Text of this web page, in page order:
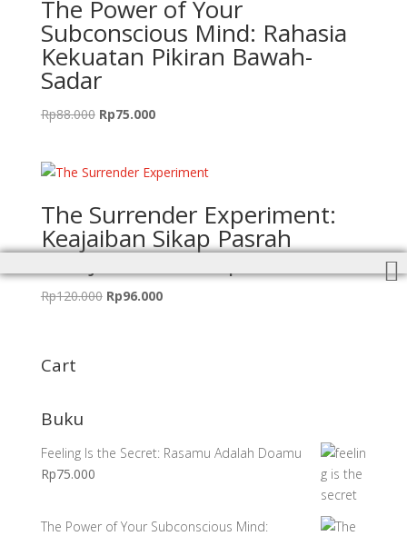
The Power of Your
Subconscious Mind: Rahasia
Kekuatan Pikiran Bawah-
Sadar
Rp88.000 Harga
Rp88.000.
Rp75.000Harga
adalah:
The Surrender Experiment:
Keajaiban Sikap Pasrah
Menjalani Kehidupan
Rp120.000 Harga
Rp96.000Harga
Cart
Buku
Feeling Is the Secret: Rasamu Adalah Doamu
Rp75.000
The Power of Your Subconscious Mind: